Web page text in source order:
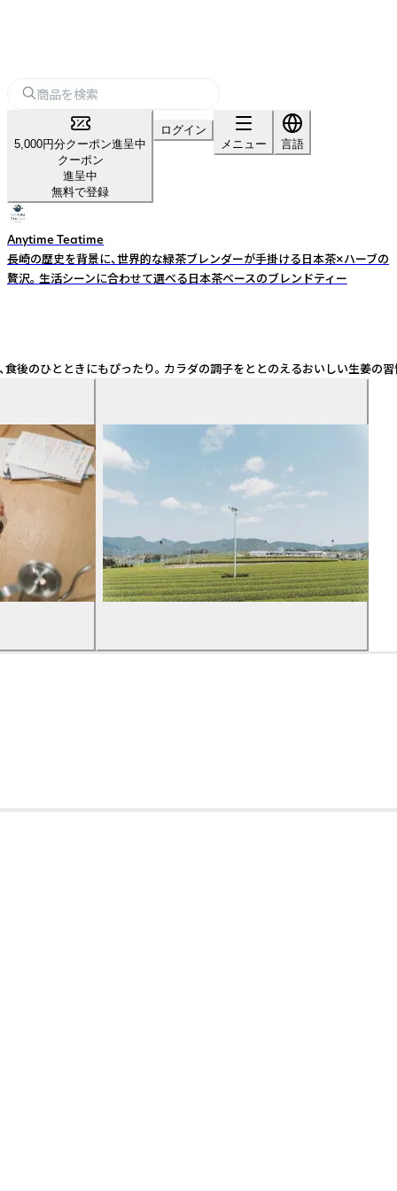
5,000円分クーポン進呈中
クーポン
進呈中
無料で登録
ログイン
メニュー
言語
Anytime Teatime
長崎の歴史を背景に、世界的な緑茶ブレンダーが手掛ける日本茶×ハーブの
贅沢。 生活シーンに合わせて選べる日本茶ベースのブレンドティー
ひとときにもぴったり。 カラダの調子をととのえるおいしい生姜